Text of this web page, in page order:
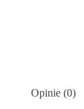
Opinie (0)